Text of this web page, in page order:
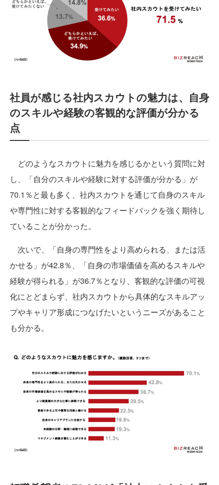
社員が感じる社内スカウトの魅力は、自身
のスキルや経験の客観的な評価が分かる
点
どのようなスカウトに魅力を感じるかという質問に対
し、「自分のスキルや経験に対する評価が分かる」が
70.1％と最も多く、社内スカウトを通じて自身のスキル
や専門性に対する客観的なフィードバックを強く期待し
ていることが分かった。
次いで、「自身の専門性をより高められる、または活
かせる」が42.8％、「自身の市場価値を高めるスキルや
経験が得られる」が36.7％となり、客観的な評価の可視
化にとどまらず、社内スカウトから具体的なスキルアッ
プやキャリア形成につなげたいというニーズがあること
も分かる。